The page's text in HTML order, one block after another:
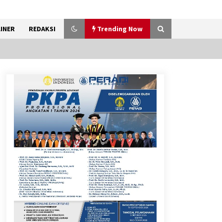
REDAKSI Trending Now
Sarana PAUD Diperkuat,
Tangsel Dorong Angka
Partisipasi Sekolah Terus
Meningkat
7 Agustus 2026
Kemenkum Malut Dorong
Perlindungan Hak Cipta Musik
di Era Digital, Sosialisasikan
Pencatatan Gratis dan
Penguatan Royalti
6 Agustus 2026